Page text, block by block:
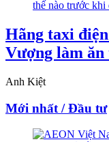
Hãng taxi
Vượng làm
Anh Kiệt
Mới nhất / Đầu tư